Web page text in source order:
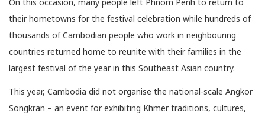
their hometowns for the festival celebration while hundreds of
thousands of Cambodian people who work in neighbouring
countries returned home to reunite with their families in the
largest festival of the year in this Southeast Asian country.
This year, Cambodia did not organise the national-scale Angkor
Songkran – an event for exhibiting Khmer traditions, cultures,